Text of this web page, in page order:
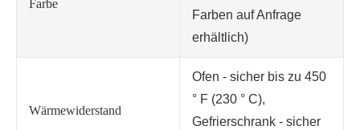
Farbe
Farben auf Anfrage
erhältlich)
Wärmewiderstand
Ofen - sicher bis zu 450
° F (230 ° C),
Gefrierschrank - sicher